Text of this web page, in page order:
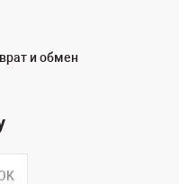
и обмен